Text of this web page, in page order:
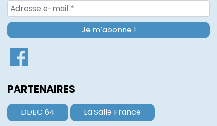
PARTENAIRES
DDEC 64 La Salle France